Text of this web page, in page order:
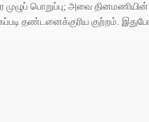
முழுப் பொறுப்பு; அவை
தண்டனைக்குரிய குற்றம்.